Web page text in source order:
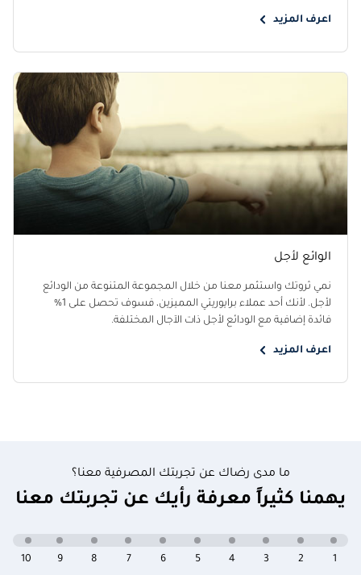
اعرف المزيد
الوائع لأجل
نمي ثروتك واستثمر معنا من خلال المجموعة المتنوعة من الودائع
لأجل. لأنك أحد عملاء برايوريتي المميزين، فسوف تحصل على 1%
فائدة إضافية مع الودائع لأجل ذات الآجال المختلفة.
اعرف المزيد
ما مدى رضاك عن تجربتك المصرفية معنا؟
يهمنا كثيراً معرفة رأيك عن تجربتك معنا
10 9 8 7 6 5 4 3 2 1